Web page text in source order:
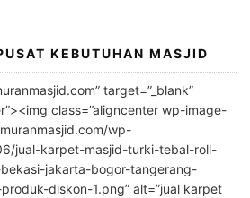
KEBUTUHAN MASJID
target=”_blank”
class=”aligncenter wp-image-
wp-
jual-karpet-masjid-turki-tebal-roll-
jakarta-bogor-tangerang-
diskon-1.png” alt=”jual karpet